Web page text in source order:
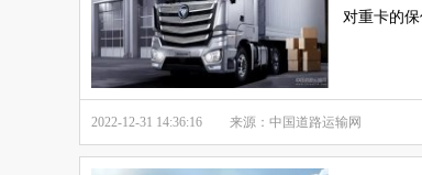
对重卡的
2022-12-31 14:36:16 来源：中国道路运输网